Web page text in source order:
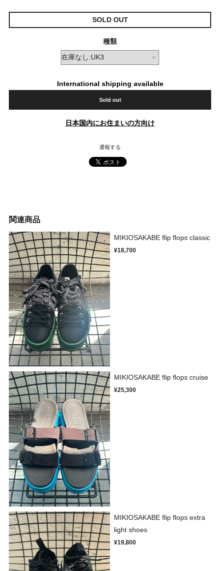
SOLD OUT
種類
International shipping available
Sold out
日本国内にお住まいの方向け
通報する
関連商品
MIKIOSAKABE flip flops classic
¥18,700
MIKIOSAKABE flip flops cruise
¥25,300
MIKIOSAKABE flip flops extra
light shoes
¥19,800